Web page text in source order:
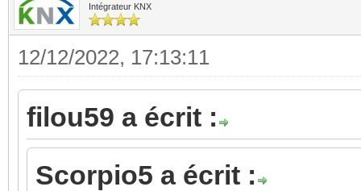
Intégrateur KNX
12/12/2022, 17:13:11
filou59 a écrit :
Scorpio5 a écrit :